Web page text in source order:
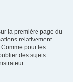
la première page du
relativement
pour les
des sujets